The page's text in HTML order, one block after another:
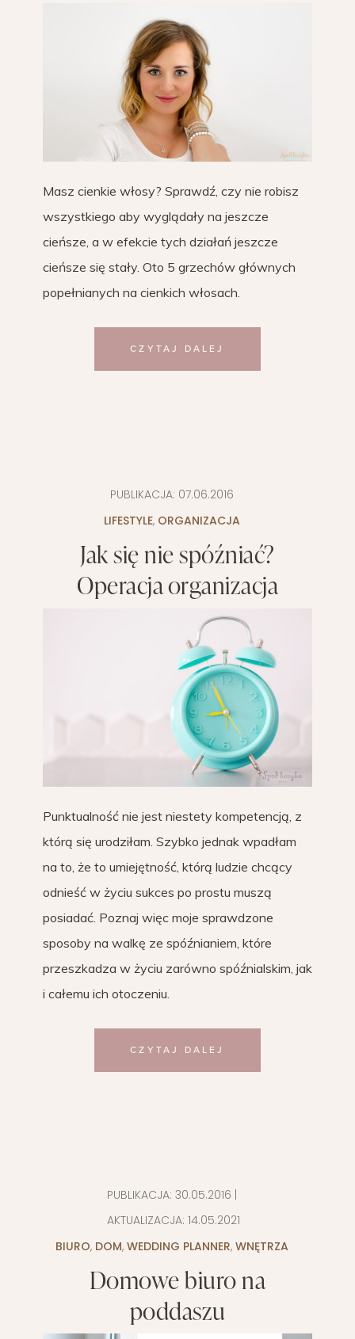
Masz cienkie włosy? Sprawdź, czy nie robisz
wszystkiego aby wyglądały na jeszcze
cieńsze, a w efekcie tych działań jeszcze
cieńsze się stały. Oto 5 grzechów głównych
popełnianych na cienkich włosach.
CZYTAJ DALEJ
PUBLIKACJA: 07.06.2016
LIFESTYLE, ORGANIZACJA
Jak się nie spóźniać?
Operacja organizacja
Punktualność nie jest niestety kompetencją, z
którą się urodziłam. Szybko jednak wpadłam
na to, że to umiejętność, którą ludzie chcący
odnieść w życiu sukces po prostu muszą
posiadać. Poznaj więc moje sprawdzone
sposoby na walkę ze spóźnianiem, które
przeszkadza w życiu zarówno spóźnialskim, jak
i całemu ich otoczeniu.
CZYTAJ DALEJ
PUBLIKACJA: 30.05.2016 |
AKTUALIZACJA: 14.05.2021
BIURO, DOM, WEDDING PLANNER, WNĘTRZA
Domowe biuro na
poddaszu